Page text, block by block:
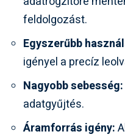
feldolgozást.
Egyszerűbb
igényel a precíz
Nagyobb sebesség:
adatgyűjtés.
Áramforrás igény: